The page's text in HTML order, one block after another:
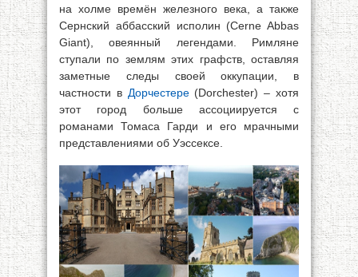
на холме времён железного века, а также
Сернский аббасский исполин (Cerne Abbas
Giant), овеянный легендами. Римляне
ступали по землям этих графств, оставляя
заметные следы своей оккупации, в
частности в Дорчестере(Dorchester) – хотя
этот город больше ассоциируется с
романами Томаса Гарди и его мрачными
представлениями об Уэссексе.